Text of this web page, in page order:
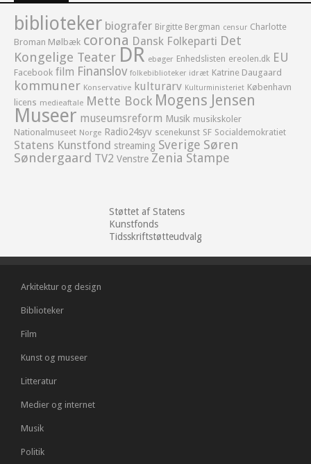
biblioteker biografer Birgitte Bergman censur Charlotte
Broman Mølbæk corona Dansk Folkeparti Det
Kongelige Teater DR ebøger Enhedslisten ereolen.dk EU
Facebook film Finanslov folkebiblioteker idræt Katrine Daugaard
kommuner Konservative kulturarv Kulturministeriet København
licens medieaftale Mette Bock Mogens Jensen
Museer museumsreform Musik musikskoler
Nationalmuseet Norge Radio24syv scenekunst SF Socialdemokratiet
Statens Kunstfond streaming Sverige Søren
Søndergaard TV2 Venstre Zenia Stampe
Støttet af Statens
Kunstfonds
Tidsskriftstøtteudvalg
Arkitektur og design
Biblioteker
Film
Kunst og museer
Litteratur
Medier og internet
Musik
Politik